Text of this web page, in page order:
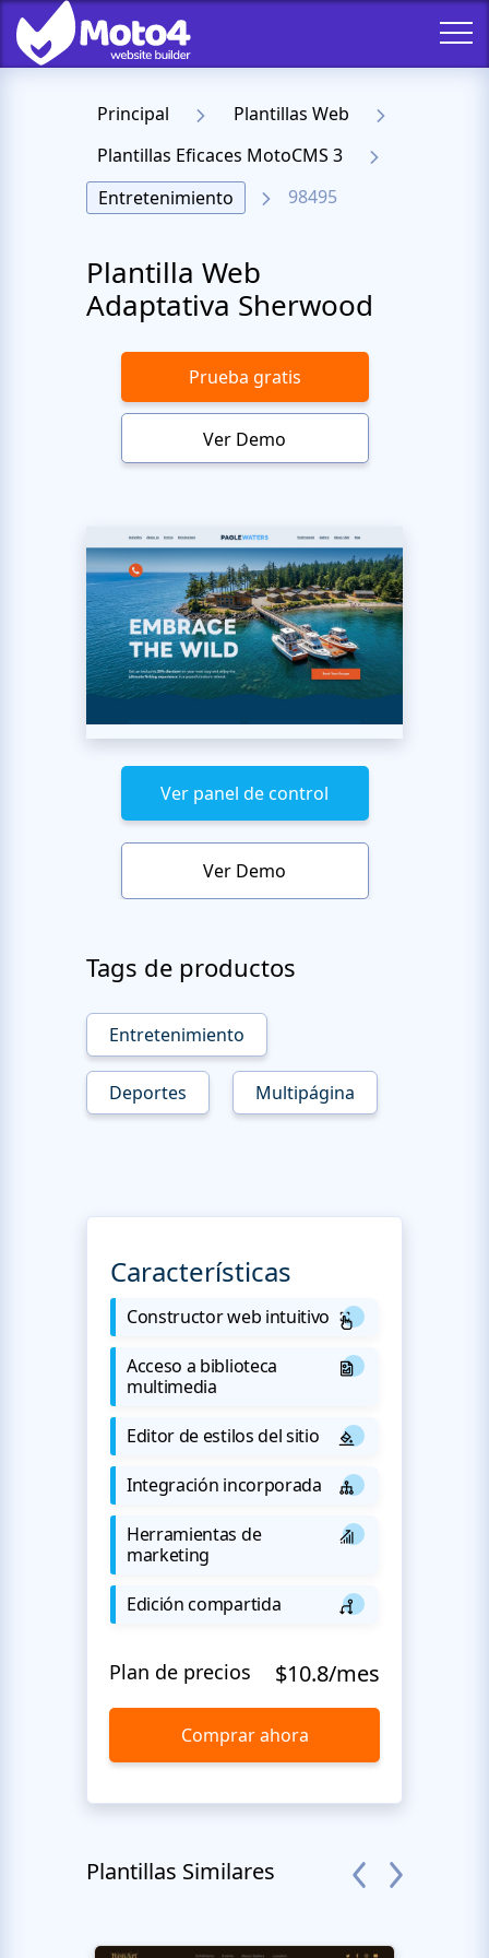
Principal
Plantillas Web
Plantillas Eficaces MotoCMS 3
Entretenimiento
98495
Plantilla Web
Adaptativa Sherwood
Prueba gratis
Ver Demo
Ver panel de control
Ver Demo
Tags de productos
Entretenimiento
Deportes Multipágina
Características
Constructor web intuitivo
Acceso a biblioteca
multimedia
Editor de estilos del sitio
Integración incorporada
Herramientas de
marketing
Edición compartida
Plan de precios $10.8/mes
Comprar ahora
Plantillas Similares